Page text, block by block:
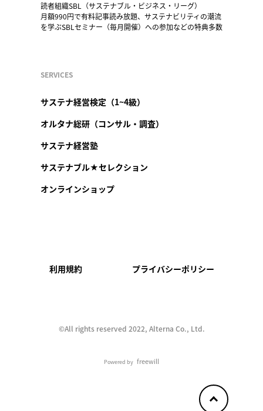
読者組織SBL（サステナブル・ビジネス・リーグ）
月額990円で有料記事読み放題、サステナビリティの潮流
を学ぶSBLセミナー（毎月開催）への参加などの特典多数
SERVICES
サステナ経営検定（1~4級）
オルタナ総研（コンサル・調査）
サステナ経営塾
サステナブル★セレクション
オンラインショップ
利用規約 プライバシーポリシー
©︎All rights reserved 2022, Alterna Co., Ltd.
Powered by freewill